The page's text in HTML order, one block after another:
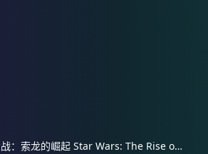
星球大战：索龙的崛起 Star Wars: The Rise of Thrawn